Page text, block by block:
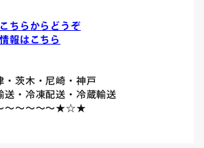
ちらからどうぞ
報はこちら
・茨木・尼崎・神戸
送・冷凍配送・冷蔵輸送
～～～～～★☆★